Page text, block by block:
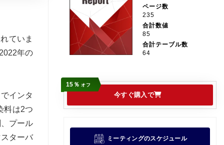
ていま
年の
インタ
料は2つ
プール
ターバ
ページ数
235
合計数値
85
合計テーブル数
64
今すぐ購入で
15％ オフ
ミーティングのスケジュール